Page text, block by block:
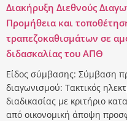
Διακήρυξη Διεθνούς
Προμήθεια και
τραπεζοκαθισμάτων σε
διδασκαλίας του ΑΠΘ
Είδος σύμβασης: Σύμβαση
διαγωνισμού: Τακτικός
διαδικασίας με κριτήριο
από οικονομική άποψη